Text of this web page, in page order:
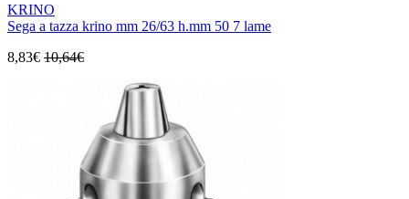
KRINO
Sega a tazza krino mm 26/63 h.mm 50 7 lame
8,83€ 10,64€